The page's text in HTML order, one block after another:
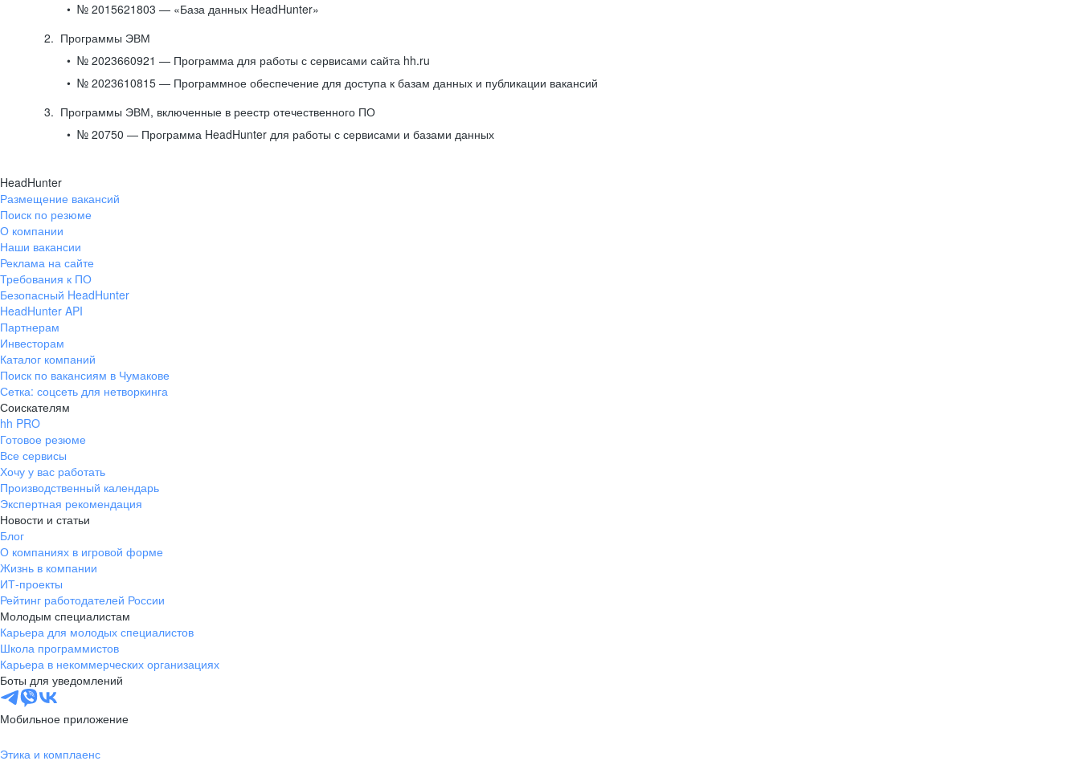
№ 2015621803 — «База данных HeadHunter»
Программы ЭВМ
№ 2023660921 — Программа для работы с сервисами сайта hh.ru
№ 2023610815 — Программное обеспечение для доступа к базам данных и публикации вакансий
Программы ЭВМ, включенные в реестр отечественного ПО
№ 20750 — Программа HeadHunter для работы с сервисами и базами данных
HeadHunter
Размещение вакансий
Поиск по резюме
О компании
Наши вакансии
Реклама на сайте
Требования к ПО
Безопасный HeadHunter
HeadHunter API
Партнерам
Инвесторам
Каталог компаний
Поиск по вакансиям в Чумакове
Сетка: соцсеть для нетворкинга
Соискателям
hh PRO
Готовое резюме
Все сервисы
Хочу у вас работать
Производственный календарь
Экспертная рекомендация
Новости и статьи
Блог
О компаниях в игровой форме
Жизнь в компании
ИТ-проекты
Рейтинг работодателей России
Молодым специалистам
Карьера для молодых специалистов
Школа программистов
Карьера в некоммерческих организациях
Боты для уведомлений
Мобильное приложение
Этика и комплаенс